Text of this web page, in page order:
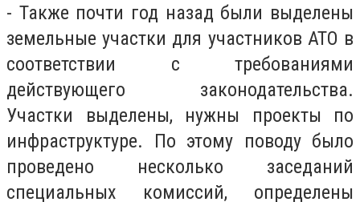
- Также почти год назад были выделены
земельные участки для участников АТО в
соответствии с требованиями
действующего законодательства.
Участки выделены, нужны проекты по
инфраструктуре. По этому поводу было
проведено несколько заседаний
специальных комиссий, определены